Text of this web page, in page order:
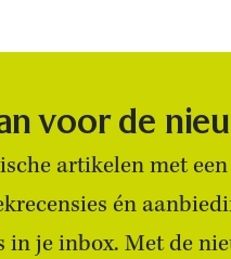
voor de
artikelen met
én
in je inbox. Met de